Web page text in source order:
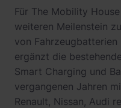
Für The Mobility
weiteren Meilenstein
von
ergänzt die
Smart Charging und
vergangenen Jahren
Renault, Nissan, Audi